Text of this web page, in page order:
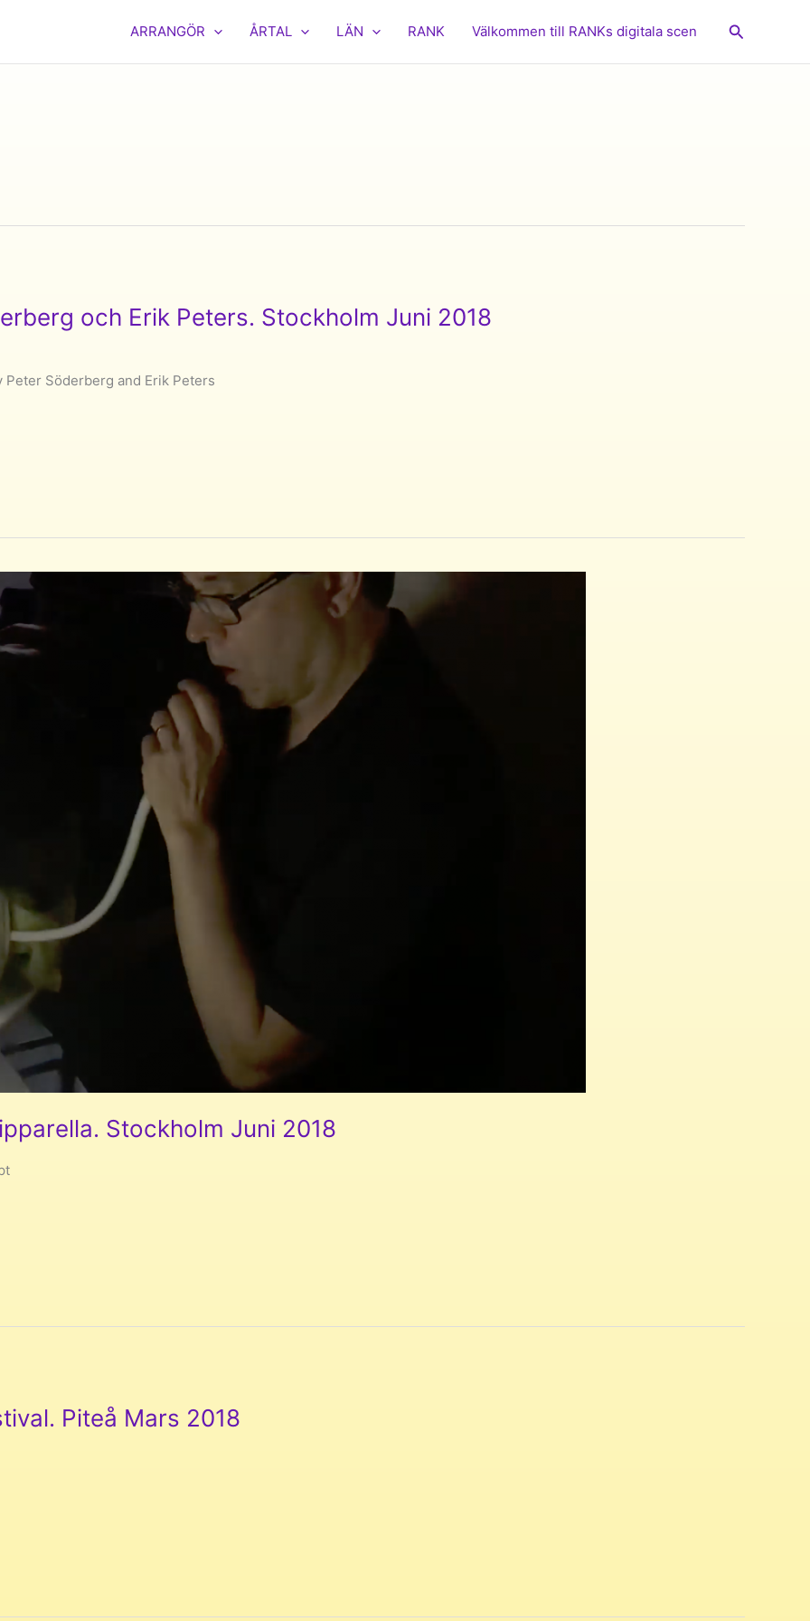
ARRANGÖR ÅRTAL LÄN RANK Välkommen till RANKs digitala scen Sök
och Erik Peters. Stockholm Juni 2018
Söderberg and Erik Peters
Stockholm Juni 2018
Piteå Mars 2018